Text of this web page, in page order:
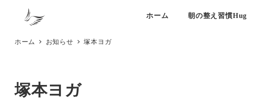
ホーム 朝の整え習慣Hug
ホーム お知らせ 塚本ヨガ
塚本ヨガ